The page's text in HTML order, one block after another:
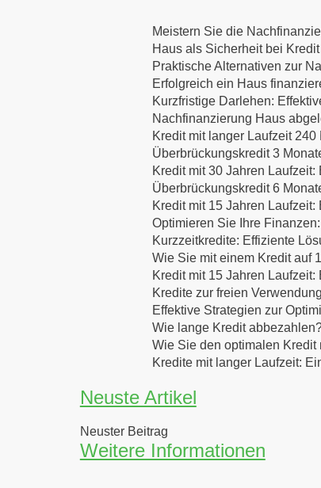
Meistern Sie die
Haus als Sicherheit bei
Praktische Alternativen zur
Erfolgreich ein Haus
Kurzfristige Darlehen:
Nachfinanzierung Haus
Kredit mit langer Laufzeit
Überbrückungskredit 3
Kredit mit 30 Jahren
Überbrückungskredit 6
Kredit mit 15 Jahren
Optimieren Sie Ihre
Kurzzeitkredite: Effiziente
Wie Sie mit einem Kredit auf
Kredit mit 15 Jahren
Kredite zur freien
Effektive Strategien zur
Wie lange Kredit
Wie Sie den optimalen Kredit
Kredite mit langer Laufzeit:
Neuste Artikel
Neuster Beitrag
Weitere Informationen